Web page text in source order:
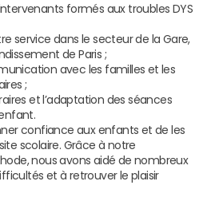
formés aux troubles DYS
service dans le secteur de la Gare,
de Paris ;
avec les familles et les
;
et l’adaptation des séances
confiance aux enfants et de les
scolaire. Grâce à notre
nous avons aidé de nombreux
et à retrouver le plaisir